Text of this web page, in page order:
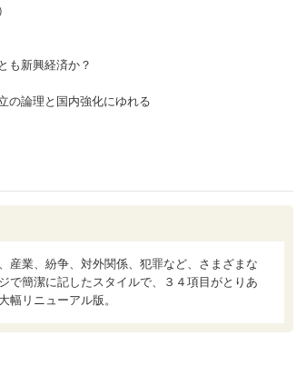
も新興経済か？
の論理と国内強化にゆれる
産業、紛争、対外関係、犯罪など、さまざまな
で簡潔に記したスタイルで、３４項目がとりあ
リニューアル版。